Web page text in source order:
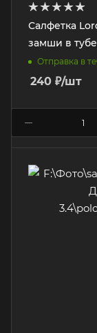
Салфетка
замши в
Отправка в
240 ₽/шт